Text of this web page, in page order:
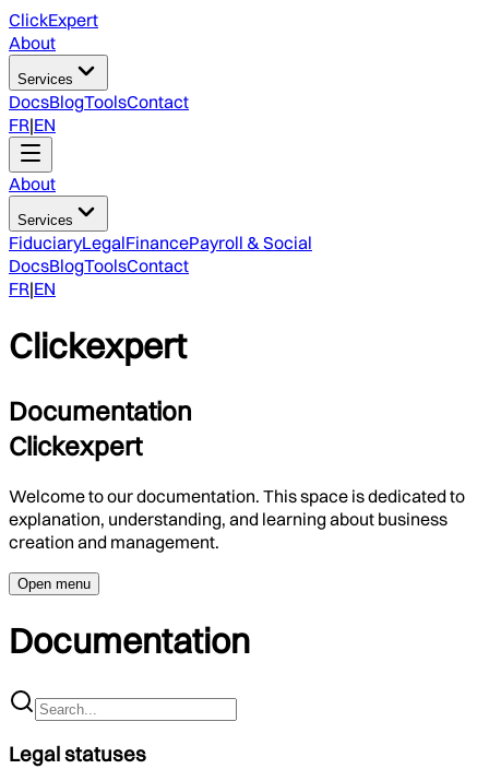
ClickExpert
About
Services
DocsBlogToolsContact
FR|EN
About
Services
FiduciaryLegalFinancePayroll & Social
DocsBlogToolsContact
FR|EN
Clickexpert
Documentation
Clickexpert
Welcome to our documentation. This space is dedicated to
explanation, understanding, and learning about business
creation and management.
Open menu
Documentation
Legal statuses